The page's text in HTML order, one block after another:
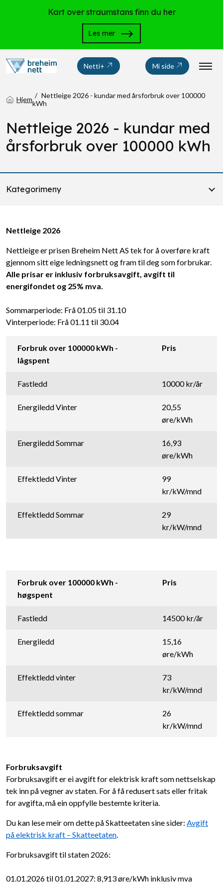
Kart over straumstans finn du her
Les mer
Netti+ Mi side
Hjem
Nettleige 2026 - kundar med årsforbruk over 100000
kWh
Nettleige 2026 - kundar med
årsforbruk over 100000 kWh
Kategorimeny
Nettleige 2026
Nettleige er prisen Breheim Nett AS tek for å overføre kraft
gjennom sitt eige ledningsnett og fram til deg som forbrukar.
Alle prisar er inklusiv forbruksavgift, avgift til
energifondet og 25% mva.
Sommarperiode: Frå 01.05 til 31.10
Vinterperiode: Frå 01.11 til 30.04
Forbruk over 100000 kWh -
lågspent
Pris
Fastledd 10000 kr/år
Energiledd Vinter
20,55
øre/kWh
Energiledd Sommar
16,93
øre/kWh
Effektledd Vinter
99
kr/kW/mnd
Effektledd Sommar
29
kr/kW/mnd
Forbruk over 100000 kWh -
høgspent
Pris
Fastledd 14500 kr/år
Energiledd
15,16
øre/kWh
Effektledd vinter
73
kr/kW/mnd
Effektledd sommar
26
kr/kW/mnd
Forbruksavgift
Forbruksavgift er ei avgift for elektrisk kraft som nettselskap
tek inn på vegner av staten. For å få redusert sats eller fritak
for avgifta, må ein oppfylle bestemte kriteria.
Du kan lese meir om dette på Skatteetaten sine sider: Avgift
på elektrisk kraft – Skatteetaten.
Forbruksavgift til staten 2026:
01.01.2026 til 01.01.2027: 8,913 øre/kWh inklusiv mva